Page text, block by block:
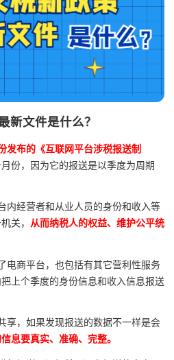
新文件是什么？
发布的《互联网平台涉税报送制
份，因为它的报送是以季度为周期
内经营者和从业人员的身份和收入等
关， 从而纳税人的权益、维护公平统
电商平台，也包括有其它营利性服务
上个季度的身份信息和收入信息报送
享，如果发现报送的数据不一样是会
息要真实、准确、完整。